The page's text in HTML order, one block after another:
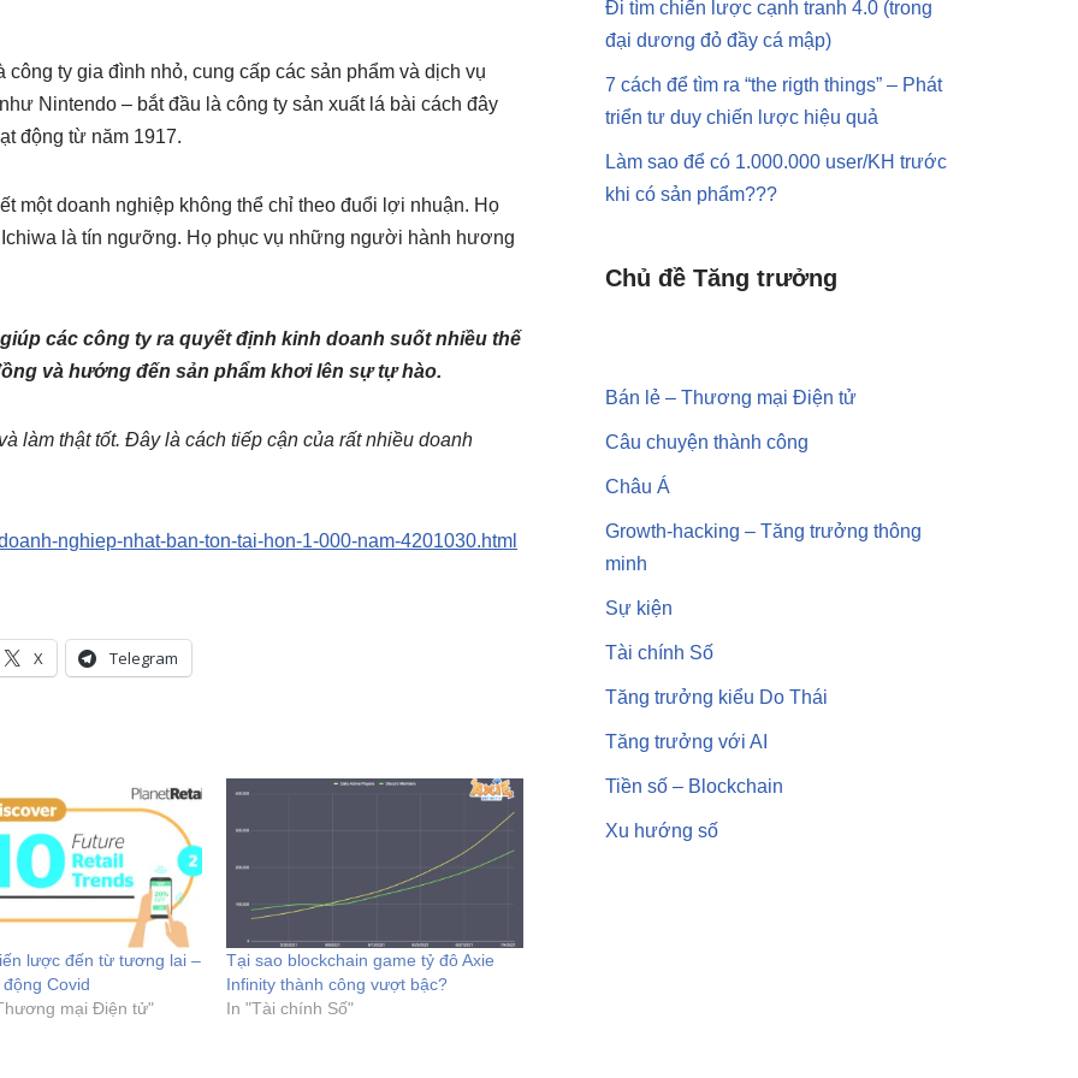
ty gia đình nhỏ, cung cấp các sản phẩm và dịch vụ
Nintendo – bắt đầu là công ty sản xuất lá bài cách đây
động từ năm 1917.
một doanh nghiệp không thể chỉ theo đuổi lợi nhuận. Họ
là tín ngưỡng. Họ phục vụ những người hành hương
các công ty ra quyết định kinh doanh suốt nhiều thế
và hướng đến sản phẩm khơi lên sự tự hào.
làm thật tốt. Đây là cách tiếp cận của rất nhiều doanh
nghiep-nhat-ban-ton-tai-hon-1-000-nam-4201030.html
X Telegram
lược đến từ tương lai –
Covid
mại Điện tử"
Tại sao blockchain game tỷ đô Axie
Infinity thành công vượt bậc?
In "Tài chính Số"
Đi tìm chiến lược cạnh tranh 4.0 (trong
đại dương đỏ đầy cá mập)
7 cách để tìm ra “the rigth things” – Phát
triển tư duy chiến lược hiệu quả
Làm sao để có 1.000.000 user/KH trước
khi có sản phẩm???
Chủ đề Tăng trưởng
Bán lẻ – Thương mại Điện tử
Câu chuyện thành công
Châu Á
Growth-hacking – Tăng trưởng thông
minh
Sự kiện
Tài chính Số
Tăng trưởng kiểu Do Thái
Tăng trưởng với AI
Tiền số – Blockchain
Xu hướng số